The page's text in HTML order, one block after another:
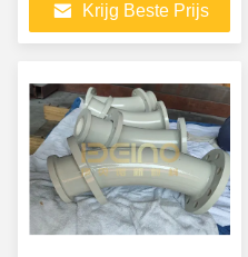
Krijg Beste Prijs